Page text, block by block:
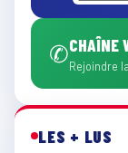
✆CHAÎNE
Rejoindre
LES + LUS